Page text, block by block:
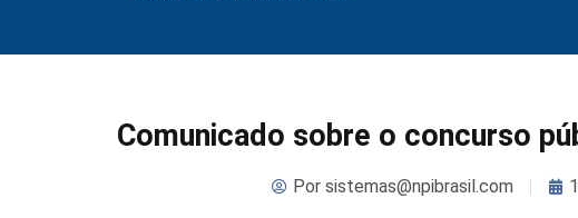
Comunicado sobre o concurso
Porsistemas@npibrasil.com